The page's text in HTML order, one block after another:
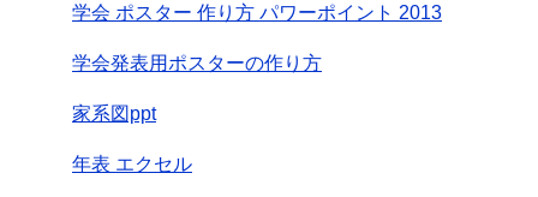
学会 ポスター 作り方 パワーポイント 2013
学会発表用ポスターの作り方
家系図ppt
年表 エクセル